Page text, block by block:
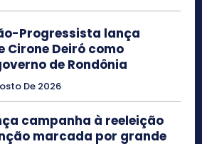
Progressista lança
Cirone Deiró como
de Rondônia
De 2026
campanha à reeleição
marcada por grande